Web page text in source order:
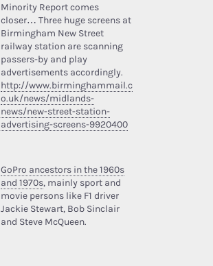
Minority Report comes
closer… Three huge screens at
Birmingham New Street
railway station are scanning
passers-by and play
advertisements accordingly.
http://www.birminghammail.c
o.uk/news/midlands-
news/new-street-station-
advertising-screens-9920400
GoPro ancestors in the 1960s
and 1970s, mainly sport and
movie persons like F1 driver
Jackie Stewart, Bob Sinclair
and Steve McQueen.